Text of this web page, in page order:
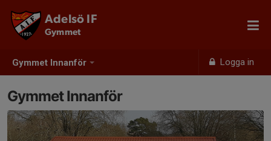
Gymmet Innanför Logga in
Adelsö IF
Gymmet
Gymmet Innanför